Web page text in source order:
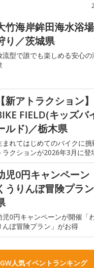
竹海岸鉾田海水浴
り／茨城県
流型で誰でも楽しめる安心
【新アトラクション
FIELD(キッズバ
ルド)／栃木県
まれてはじめてのバイクに挑
ラクションが2026年3月に登
児0円キャンペー
うりんぼ冒険プラ
児0円キャンペーンが開催「
んぼ冒険プラン」がお得
人気イベントランキング